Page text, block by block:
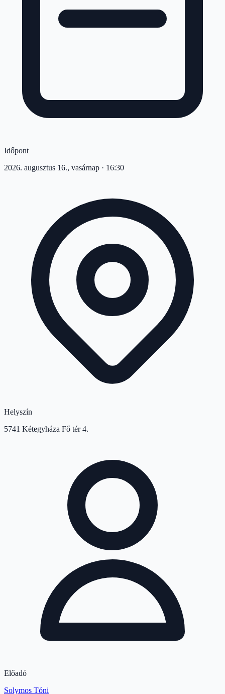
Időpont
2026. augusztus 16., vasárnap · 16:30
Helyszín
5741 Kétegyháza Fő tér 4.
Előadó
Solymos Tóni